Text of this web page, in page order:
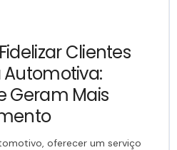
Clientes
Automotiva:
Geram Mais
oferecer um serviço